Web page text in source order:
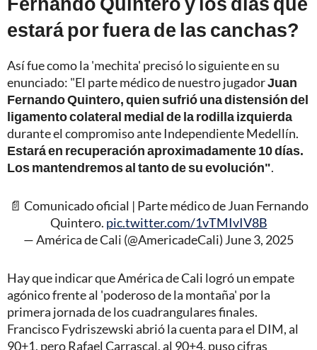
estará por fuera de las canchas?
Así fue como la 'mechita' precisó lo siguiente en su
enunciado: "El parte médico de nuestro jugadorJuan
Fernando Quintero, quien sufrió una distensión del
ligamento colateral medial de la rodilla izquierda
durante el compromiso ante Independiente Medellín.
Estará en recuperación aproximadamente 10 días.
Los mantendremos al tanto de su evolución".
📄 Comunicado oficial | Parte médico de Juan Fernando
Quintero. pic.twitter.com/1vTMIvIV8B
— América de Cali (@AmericadeCali) June 3, 2025
Hay que indicar que América de Cali logró un empate
agónico frente al 'poderoso de la montaña' por la
primera jornada de los cuadrangulares finales.
Francisco Fydriszewski abrió la cuenta para el DIM, al
90+1, pero Rafael Carrascal, al 90+4, puso cifras